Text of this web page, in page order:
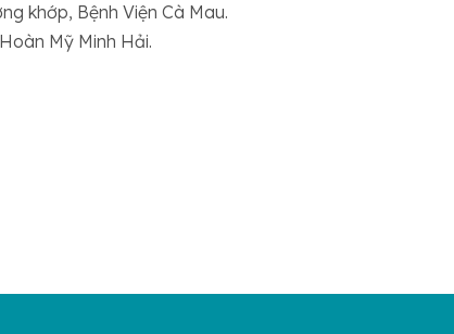
khớp, Bệnh Viện Cà Mau.
Mỹ Minh Hải.